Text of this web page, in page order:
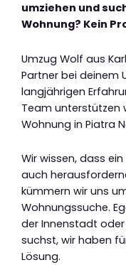
umziehen und
Wohnung? Kein
Umzug Wolf aus
Partner bei deinem
langjährigen
Team unterstützen
Wohnung in Piatra
Wir wissen, dass
auch
kümmern wir uns
Wohnungssuche.
der Innenstadt
suchst, wir haben
Lösung.